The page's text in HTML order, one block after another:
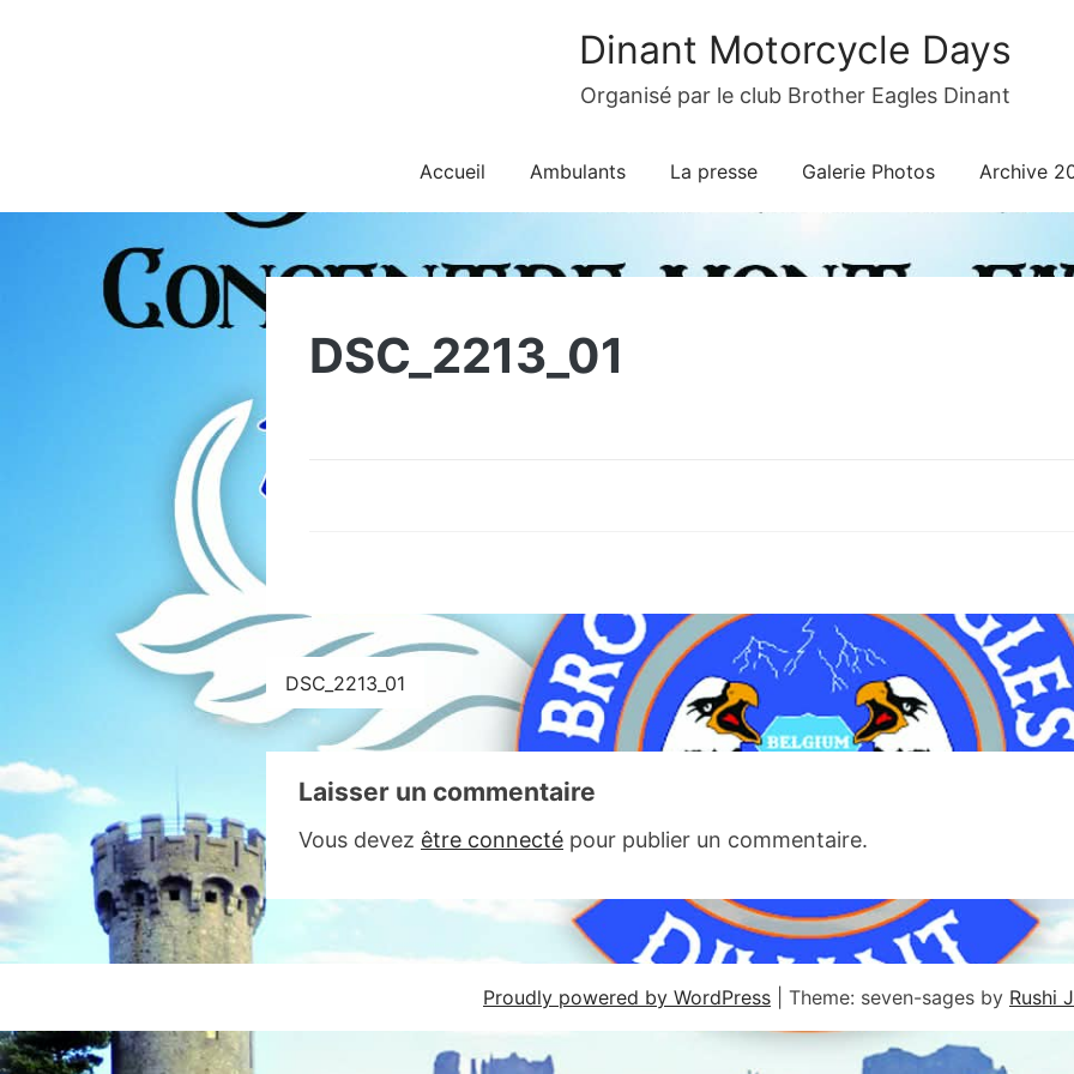
Dinant Motorcycle Days
Organisé par le club Brother Eagles Dinant
Accueil Ambulants La presse Galerie Photos Archive
DSC_2213_01
Navigation
de
l’article
DSC_2213_01
Laisser un commentaire
Vous devez être connecté pour publier un commentaire.
Proudly powered by WordPress Theme: seven-sages by Rushi